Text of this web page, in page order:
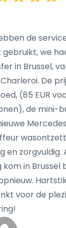
vast tarief
taxi's
extra kosten
of
vertraging
voor meer
u kunt kiezen
voor een
de
gebruikt, we
in Brussel,
De
(85 EUR
de mini-
en zorgvuldig.
kom in Brussel
voor de